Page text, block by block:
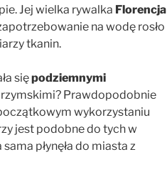
Jej wielka rywalka Florencja
na wodę rosło
tkanin.
siępodziemnymi
Prawdopodobnie
wykorzystaniu
jest podobne do tych w
płynęła do miasta z